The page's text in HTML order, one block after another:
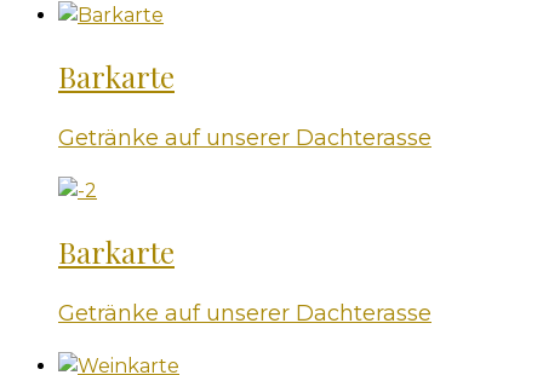
Barkarte
Getränke auf unserer Dachterasse
Barkarte
Getränke auf unserer Dachterasse